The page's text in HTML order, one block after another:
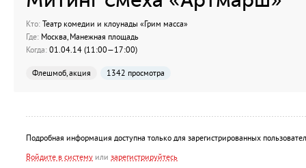
Кто: Театр комедии и клоунады «Грим масса»
Где: Москва, Манежная площадь
Когда: 01.04.14 (11:00—17:00)
Флешмоб, акция 1342 просмотра
Подробная информация доступна только для зарегистрированных
Войдите в систему или зарегистрируйтесь